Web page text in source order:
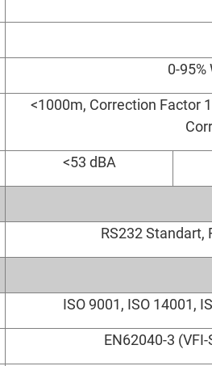
0-
<1000m, Correction Factor
<53 dBA
RS232 Standart,
ISO 9001, ISO 14001,
EN62040-3